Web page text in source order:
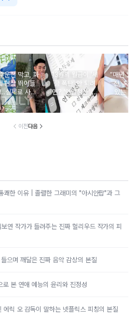
운전 막고, 화
현장 뛰어들
..실제로 사람
한 연예인 10
13월의 월급이 '세
금 폭탄' 안 되려
면? '연말정산' 핵
심 꿀팁 A to Z
“매년 받
진, 혹시
있는 건
요?”
이전다음
쾌한 이유 | 졸렬한 그래미의 "아시안팝"과 그
연 작가가 들려주는 진짜 헐리우드 작가의 피
으며 깨달은 진짜 음악 감상의 본질
본 연애 예능의 윤리와 진정성
에릭 오 감독이 말하는 넷플릭스 피칭의 본질